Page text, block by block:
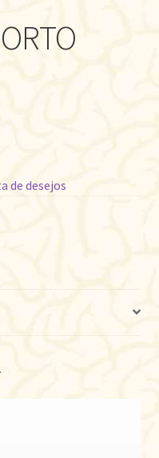
de desejos